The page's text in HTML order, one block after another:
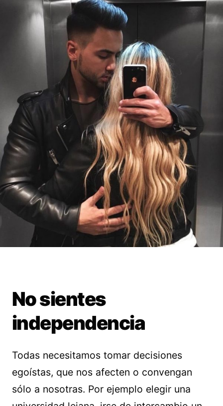
No sientes
independencia
Todas necesitamos tomar decisiones
egoístas, que nos afecten o convengan
sólo a nosotras. Por ejemplo elegir una